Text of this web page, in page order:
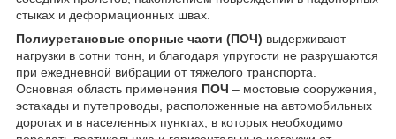
стыках и деформационных швах.
Полиуретановые опорные части (ПОЧ) выдерживают
нагрузки в сотни тонн, и благодаря упругости не разрушаются
при ежедневной вибрации от тяжелого транспорта.
Основная область применения ПОЧ – мостовые сооружения,
эстакады и путепроводы, расположенные на автомобильных
дорогах и в населенных пунктах, в которых необходимо